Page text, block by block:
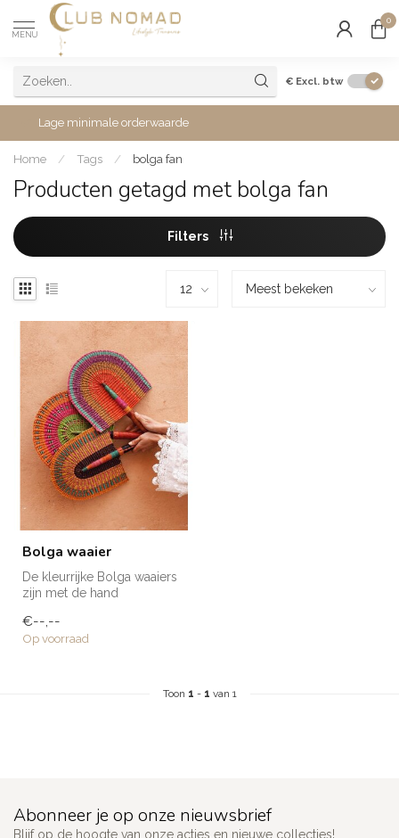
MENU
0
€ Excl. btw
Lage minimale orderwaarde
Home / Tags / bolga fan
Producten getagd met bolga fan
Filters
Bolga waaier
De kleurrijke Bolga waaiers
zijn met de hand
en af...
€--,--
Op voorraad
Toon 1 - 1 van 1
Abonneer je op onze nieuwsbrief
Blijf op de hoogte van onze acties en nieuwe collecties!